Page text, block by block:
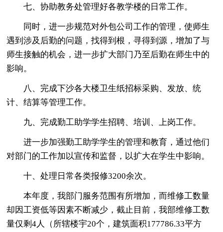
七、协助教务处管理好各教学楼的日常工作。
同时，进一步规范对外包公司工作的管理，使师生
遇到涉及后勤的问题，找得到根，寻得到源，增加了与
师生接触的机会，进一步扩大部门乃至后勤在师生中的
影响。
八、完成下沙各大楼卫生纸招标采购、发放、统
计、结算等管理工作。
九、完成勤工助学学生招聘、培训、上岗工作。
进一步加强勤工助学学生的管理和教育，通过他们
对部门的工作加以宣传和监督，以扩大在学生中影响。
十、处理日常各类报修3200余次。
本年度，我部门服务范围有所增加，而维修工数量
却因工资低等因素不断减少，截止目前，我部维修工数
量仅剩4人（所辖楼宇20个，建筑面积177786.33平方